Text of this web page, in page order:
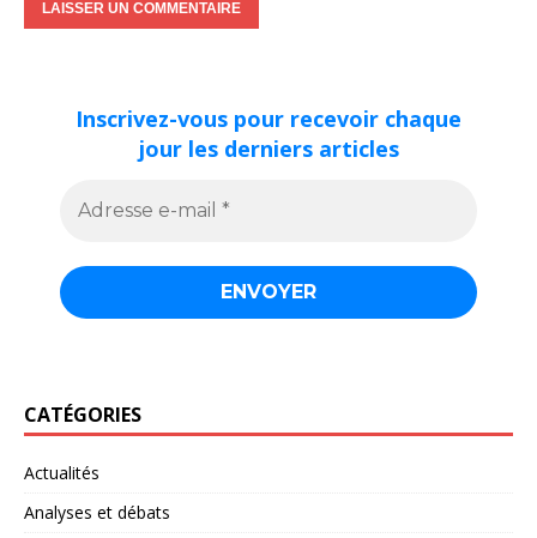
Inscrivez-vous pour recevoir chaque
jour les derniers articles
CATÉGORIES
Actualités
Analyses et débats